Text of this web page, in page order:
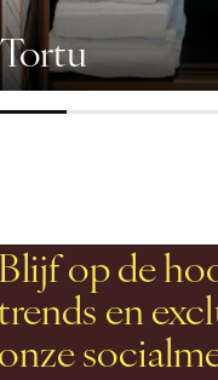
Tortu
op de
en